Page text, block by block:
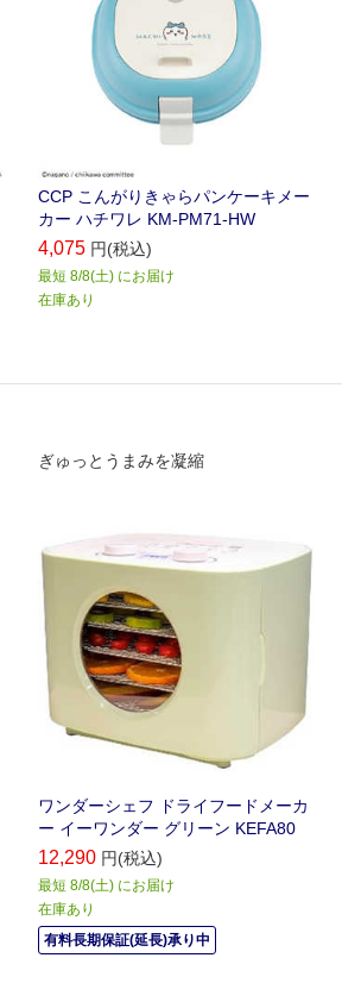
CCP こんがりきゃらパンケーキメー
カー ハチワレ KM-PM71-HW
4,075 円(税込)
最短 8/8(土) にお届け
在庫あり
ぎゅっとうまみを凝縮
ワンダーシェフ ドライフードメーカ
ー イーワンダー グリーン KEFA80
12,290 円(税込)
最短 8/8(土) にお届け
在庫あり
有料長期保証(延長)承り中